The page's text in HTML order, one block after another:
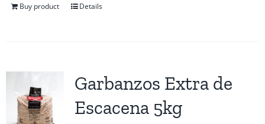
Buy product Details
Garbanzos Extra de
Escacena 5kg